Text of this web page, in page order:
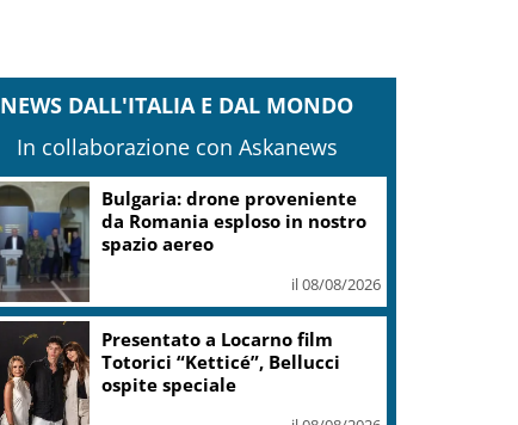
NEWS DALL'ITALIA E DAL MONDO
In collaborazione con Askanews
Calco, l’Inter chiude la
tournee battendo 2-1 la Juve
“NAF, Nose Art Festival” torna
il 29 e 30 agosto da
Scacciadiavoli